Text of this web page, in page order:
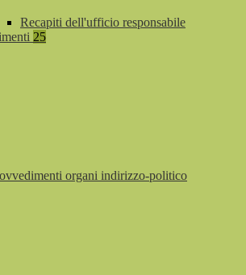
Recapiti dell'ufficio responsabile
25
organi indirizzo-politico